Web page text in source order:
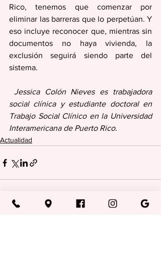
Rico, tenemos que comenzar por
eliminar las barreras que lo perpetúan. Y
eso incluye reconocer que, mientras sin
documentos no haya vivienda, la
exclusión seguirá siendo parte del
sistema.
Jessica Colón Nieves es trabajadora
social clínica y estudiante doctoral en
Trabajo Social Clínico en la Universidad
Interamericana de Puerto Rico.
Actualidad